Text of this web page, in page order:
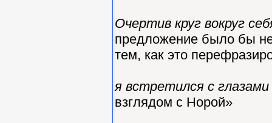
Очертив круг вокруг
предложение было бы
тем, как это
я встретился с
взглядом с Норой»